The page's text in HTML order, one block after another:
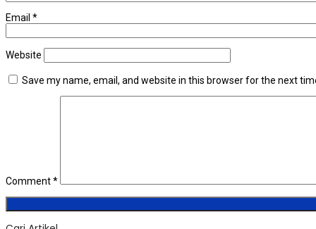
Email *
Website
Save my name, email, and website in this browser for the next
Comment*